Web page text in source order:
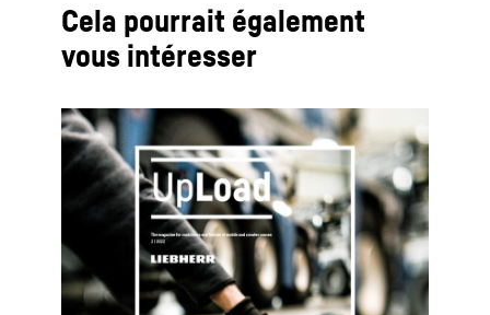
Cela pourrait également
vous intéresser